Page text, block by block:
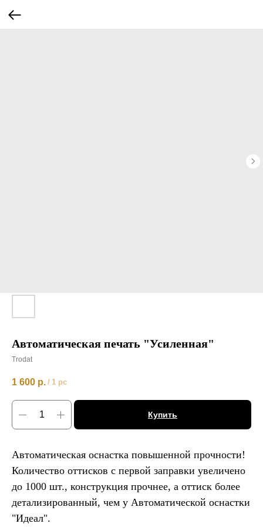
Автоматическая печать "Усиленная"
Trodat
1 600 р. / 1 pc
Купить
Автоматическая оснастка повышенной прочности!
Количество оттисков с первой заправки увеличено
до 1000 шт., конструкция прочнее, а оттиск более
детализированный, чем у Автоматической оснастки
"Идеал".